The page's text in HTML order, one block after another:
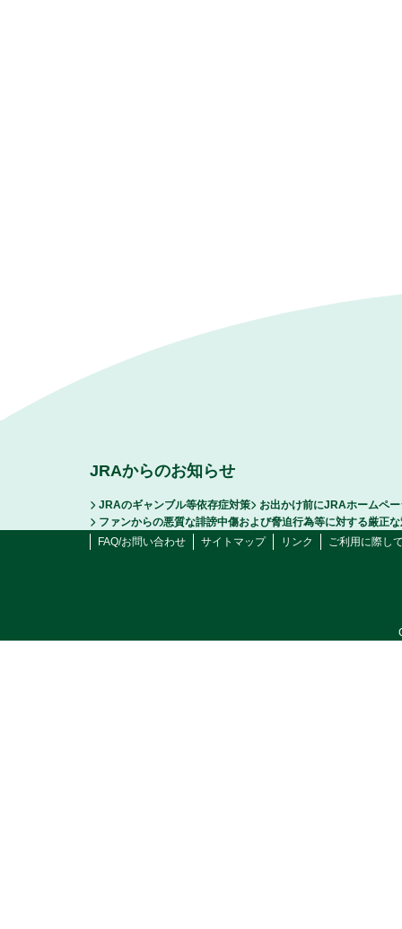
JRAからのお知らせ
JRAのギャンブル等依存症対策
お出かけ前にJRAホームペ
ファンからの悪質な誹謗中傷および脅迫行為等に対する厳正
FAQ/お問い合わせ
サイトマップ リンク ご利用に際し